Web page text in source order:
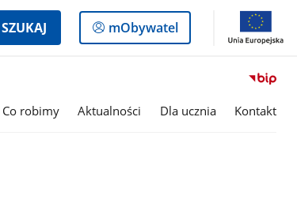
SZUKAJ
Logowanie
do
mObywatel
Co robimy Aktualności Dla ucznia Kontakt